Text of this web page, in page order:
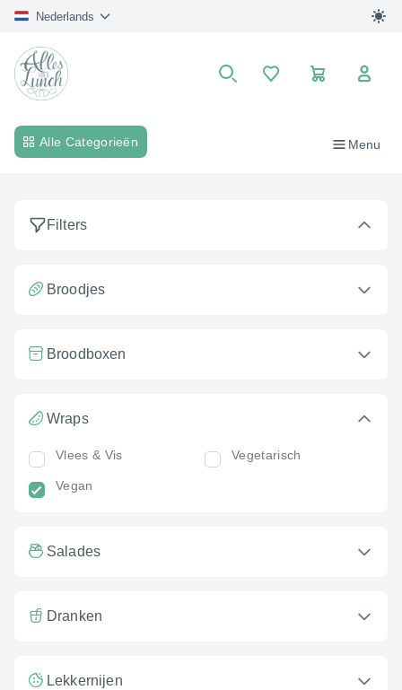
Nederlands
Search Winkelwagen
Alle Categorieën Menu
Filters
Broodjes
Broodboxen
Wraps
Vlees & Vis Vegetarisch
Vegan
Salades
Dranken
Lekkernijen